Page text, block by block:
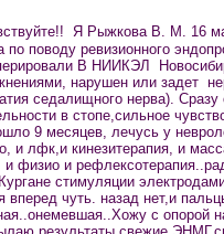
Я Рыжкова В. М. 16
по поводу ревизионного
В НИИКЭЛ
нарушен или задет
седалищного нерва). Сразу
в стопе,сильное
9 месяцев, лечусь у
и лфк,и кинезитерапия, и
физио и
стимуляции
вперед чуть. назад нет,и
с опорой